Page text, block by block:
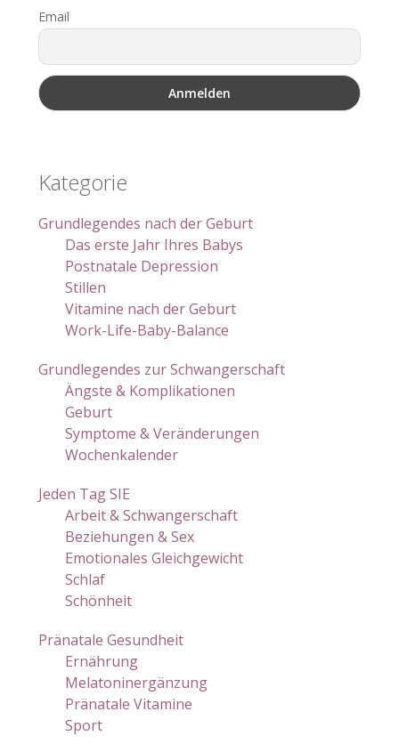
Email
Kategorie
Grundlegendes nach der Geburt
Das erste Jahr Ihres Babys
Postnatale Depression
Stillen
Vitamine nach der Geburt
Work-Life-Baby-Balance
Grundlegendes zur Schwangerschaft
Ängste & Komplikationen
Geburt
Symptome & Veränderungen
Wochenkalender
Jeden Tag SIE
Arbeit & Schwangerschaft
Beziehungen & Sex
Emotionales Gleichgewicht
Schlaf
Schönheit
Pränatale Gesundheit
Ernährung
Melatoninergänzung
Pränatale Vitamine
Sport